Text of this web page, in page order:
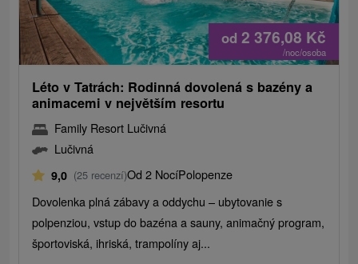
od 2 376,08 Kč
/noc/osoba
Léto v Tatrách: Rodinná dovolená s bazény a
animacemi v největším resortu
Family Resort Lučivná
Lučivná
9,0 (25 recenzí)Od 2 NocíPolopenze
Dovolenka plná zábavy a oddychu – ubytovanie s
polpenziou, vstup do bazéna a sauny, animačný program,
športoviská, ihriská, trampolíny aj...